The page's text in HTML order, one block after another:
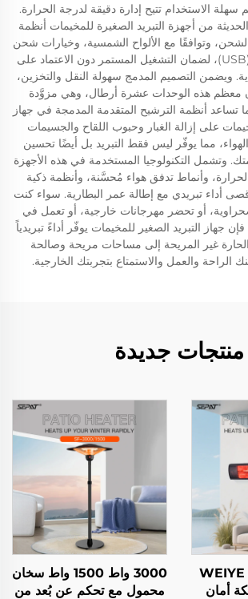
سهلة الاستخدام تتيح إدارة دقيقة لدرجة الحرارة.
من أجهزة التبريد الصغيرة للمخيمات أنظمة
الشحن، وتوافقًا مع الألواح الشمسية، وخيارات شحن
عبر منفذ يو إس بي (USB)، لضمان التشغيل المستمر دون الاعتماد على
ويضمن التصميم المدمج سهولة النقل والتخزين،
معظم هذه الوحدات عشرة أرطال، وهي مزوَّدة
أنظمة الترشيح المتقدمة المدمجة في جهاز
على إزالة الغبار وحبوب اللقاح والجسيمات
مما يوفّر ليس فقط التبريد بل أيضًا تحسين
وتشمل التكنولوجيا المستخدمة في هذه الأجهزة
الحرارة، وأنماط تدفق هواء مُحسَّنة، وأنظمة ذكية
أداء تبريدي مع إطالة عمر البطارية. سواء كنت
أو تحضر مهرجانات خارجية، أو تعمل في
جهاز التبريد الصغير للمخيمات يوفّر أداءً تبريدياً
الحارة غير المريحة إلى مساحات مريحة وصالحة
الراحة والعمل والاستمتاع بتجربتك الخارجية.
منتجات جديدة
WEIYE
أمان
3000 واط 1500 واط سخان
محمول مع تحكم عن بُعد من